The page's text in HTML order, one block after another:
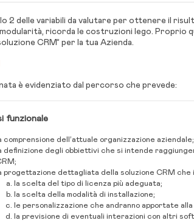
2 delle variabili da valutare per ottenere il
ricorda le costruzioni lego. Proprio
CRM” per la tua Azienda.
è evidenziato dal percorso che prevede:
funzionale
comprensione dell’attuale organizzazione aziendale;
definizione degli obbiettivi che si intende
progettazione dettagliata della soluzione CRM che
la scelta del tipo di licenza più adeguata;
la scelta della modalità di installazione;
le personalizzazione che andranno apportate
la previsione di eventuali interazioni con altri